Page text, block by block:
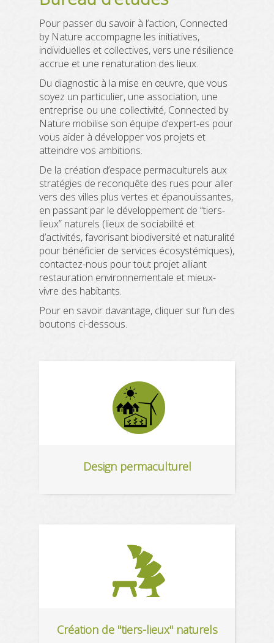
QUI SOMMES-NOUS ?
NOS ACTIONS
BLOG
RESSOURCES
CONTACT
FAIRE UN DON
Pour passer du savoir à l’action, Connected
by Nature accompagne les initiatives,
individuelles et collectives, vers une résilience
accrue et une renaturation des lieux.
Du diagnostic à la mise en œuvre, que vous
soyez un particulier, une association, une
entreprise ou une collectivité, Connected by
Nature mobilise son équipe d’expert-es pour
vous aider à développer vos projets et
atteindre vos ambitions.
De la création d’espace permaculturels aux
stratégies de reconquête des rues pour aller
vers des villes plus vertes et épanouissantes,
en passant par le développement de “tiers-
lieux” naturels (lieux de sociabilité et
d’activités, favorisant biodiversité et naturalité
pour bénéficier de services écosystémiques),
contactez-nous pour tout projet alliant
restauration environnementale et mieux-
vivre des habitants.
Pour en savoir davantage, cliquer sur l’un des
boutons ci-dessous.
Design permaculturel
Création de "tiers-lieux" naturels